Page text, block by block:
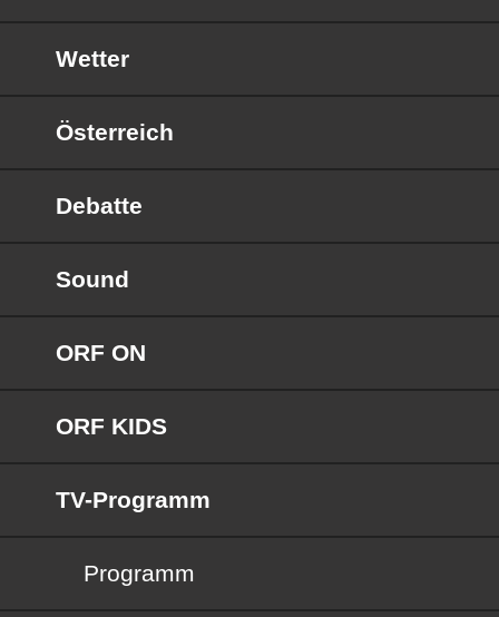
Wetter
Österreich
Debatte
Sound
ORF ON
ORF KIDS
TV-Programm
Programm